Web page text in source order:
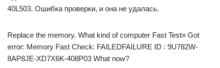
40L503. Ошибка проверки, и она не удалась.
Replace the memory. What kind of computer Fast Test» Got
error: Memory Fast Check: FAILEDFAILURE ID : 9U782W-
8AP8JE-XD7X6K-408P03 What now?